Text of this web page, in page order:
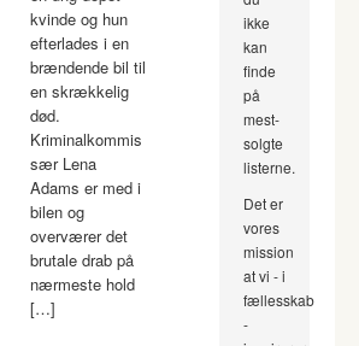
kvinde og hun
efterlades i en
brændende bil til
en skrækkelig
død.
Kriminalkommis
sær Lena
Adams er med i
bilen og
overværer det
brutale drab på
nærmeste hold
[…]
ikke
kan
finde
på
mest-
solgte
listerne.
Det er
vores
mission
at vi - i
fællesskab
-